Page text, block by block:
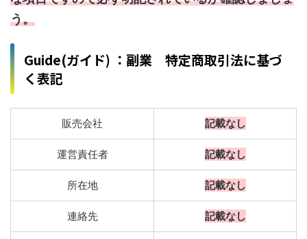
う。
Guide(ガイド) ：副業 特定商取引法に基づ
く表記
販売会社 記載なし
運営責任者 記載なし
所在地 記載なし
連絡先 記載なし